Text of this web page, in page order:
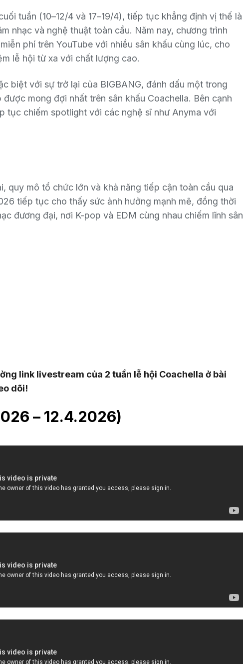
tuần (10–12/4 và 17–19/4), tiếp tục khẳng định vị thế là
nhạc và nghệ thuật toàn cầu. Năm nay, chương trình
phí trên YouTube với nhiều sân khấu cùng lúc, cho
lễ hội từ xa với chất lượng cao.
biệt với sự trở lại của BIGBANG, đánh dấu một trong
mong đợi nhất trên sân khấu Coachella. Bên cạnh
tục chiếm spotlight với các nghệ sĩ như Anyma với
quy mô tổ chức lớn và khả năng tiếp cận toàn cầu qua
tiếp tục cho thấy sức ảnh hưởng mạnh mẽ, đồng thời
đương đại, nơi K-pop và EDM cùng nhau chiếm lĩnh sân
link livestream của 2 tuần lễ hội Coachella ở bài
dõi!
– 12.4.2026)